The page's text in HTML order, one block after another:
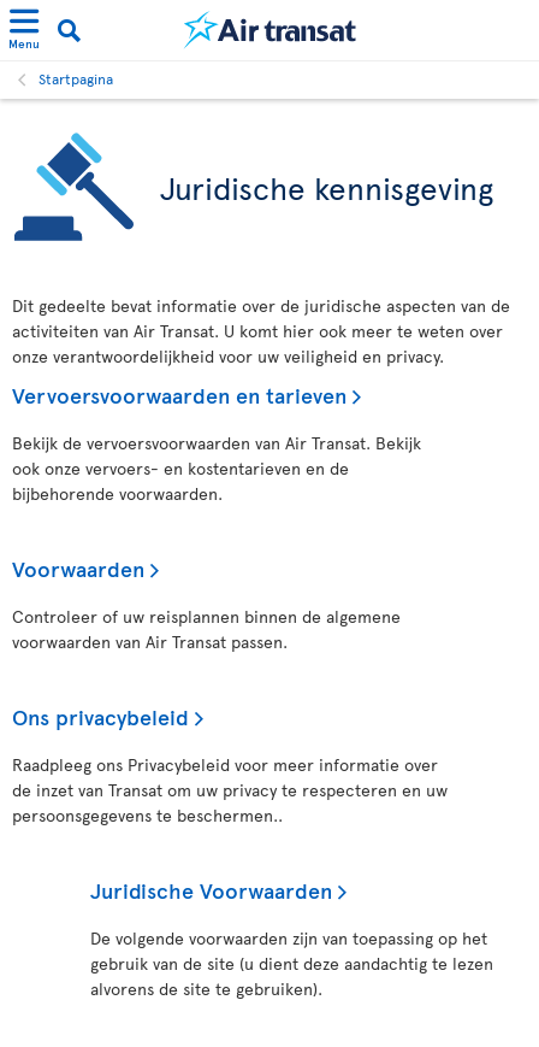
Menu
Startpagina
Juridische kennisgeving
Dit gedeelte bevat informatie over de juridische aspecten van de
activiteiten van Air Transat. U komt hier ook meer te weten over
onze verantwoordelijkheid voor uw veiligheid en privacy.
Vervoersvoorwaarden en tarieven
Bekijk de vervoersvoorwaarden van Air Transat. Bekijk
ook onze vervoers- en kostentarieven en de
bijbehorende voorwaarden.
Voorwaarden
Controleer of uw reisplannen binnen de algemene
voorwaarden van Air Transat passen.
Ons privacybeleid
Raadpleeg ons Privacybeleid voor meer informatie over
de inzet van Transat om uw privacy te respecteren en uw
persoonsgegevens te beschermen..
Juridische Voorwaarden
De volgende voorwaarden zijn van toepassing op het
gebruik van de site (u dient deze aandachtig te lezen
alvorens de site te gebruiken).